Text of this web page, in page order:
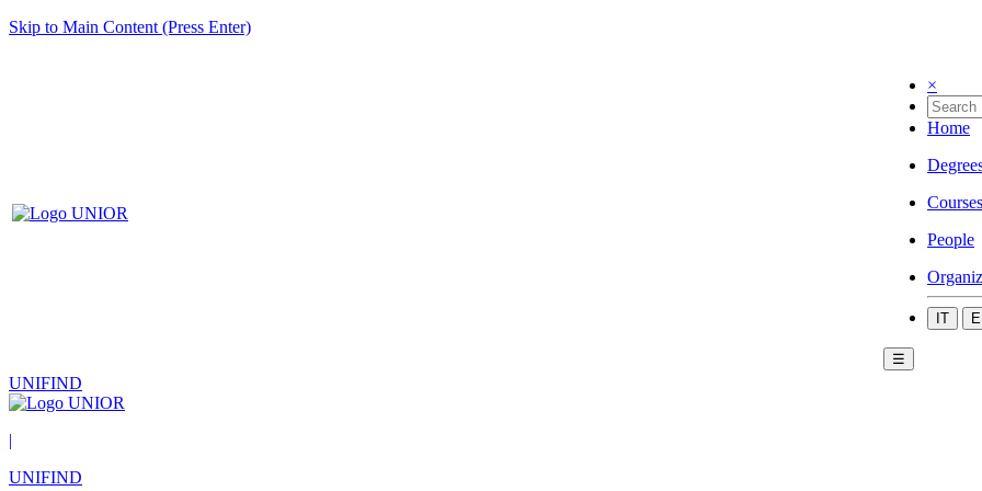
Skip to Main Content (Press Enter)
×
Home
Courses
People
IT
☰
UNIFIND
|
UNIFIND